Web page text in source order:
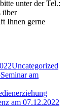
unter der Tel.:
über
Ihnen gerne
Uncategorized
am
am 07.12.2022